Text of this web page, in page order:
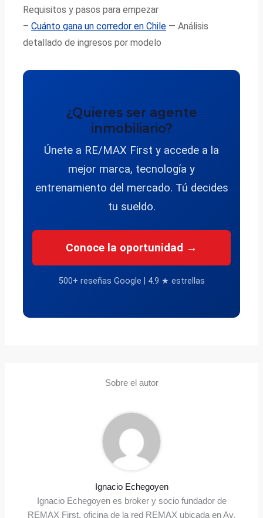
Requisitos y pasos para empezar
–Cuánto gana un corredor en Chile — Análisis
detallado de ingresos por modelo
¿Quieres ser agente
inmobiliario?
Únete a RE/MAX First y accede a la
mejor marca, tecnología y
entrenamiento del mercado. Tú decides
tu sueldo.
Conoce la oportunidad →
500+ reseñas Google | 4.9 ★ estrellas
Sobre el autor
Ignacio Echegoyen
Ignacio Echegoyen es broker y socio fundador de
REMAX First, oficina de la red REMAX ubicada en Av.